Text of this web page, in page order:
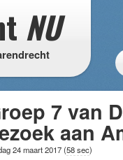
NU
7 van
aan
24 maart 2017(58 sec)